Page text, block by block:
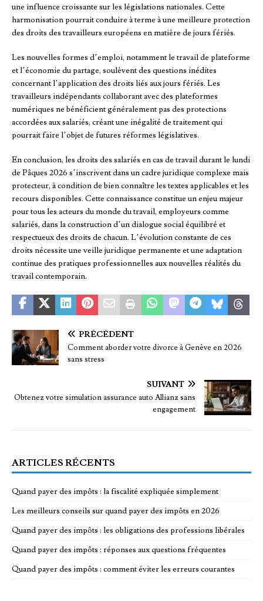
une influence croissante sur les législations nationales. Cette
harmonisation pourrait conduire à terme à une meilleure protection
des droits des travailleurs européens en matière de jours fériés.
Les nouvelles formes d’emploi, notamment le travail de plateforme
et l’économie du partage, soulèvent des questions inédites
concernant l’application des droits liés aux jours fériés. Les
travailleurs indépendants collaborant avec des plateformes
numériques ne bénéficient généralement pas des protections
accordées aux salariés, créant une inégalité de traitement qui
pourrait faire l’objet de futures réformes législatives.
En conclusion, les droits des salariés en cas de travail durant le lundi
de Pâques 2026 s’inscrivent dans un cadre juridique complexe mais
protecteur, à condition de bien connaître les textes applicables et les
recours disponibles. Cette connaissance constitue un enjeu majeur
pour tous les acteurs du monde du travail, employeurs comme
salariés, dans la construction d’un dialogue social équilibré et
respectueux des droits de chacun. L’évolution constante de ces
droits nécessite une veille juridique permanente et une adaptation
continue des pratiques professionnelles aux nouvelles réalités du
travail contemporain.
PRÉCÉDENT
Comment aborder votre divorce à Genève en 2026
sans stress
SUIVANT
Obtenez votre simulation assurance auto Allianz sans
engagement
ARTICLES RÉCENTS
Quand payer des impôts : la fiscalité expliquée simplement
Les meilleurs conseils sur quand payer des impôts en 2026
Quand payer des impôts : les obligations des professions libérales
Quand payer des impôts : réponses aux questions fréquentes
Quand payer des impôts : comment éviter les erreurs courantes